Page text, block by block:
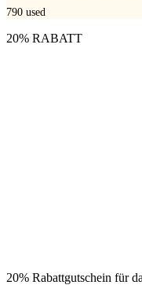
790 used
20% RABATT
20% Rabattgutschein für